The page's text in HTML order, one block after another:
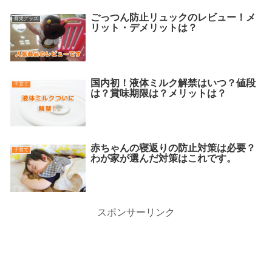
育児グッズ
ごっつん防止リュックのレビュー！メ
リット・デメリットは？
子育て
国内初！液体ミルク解禁はいつ？値段
は？賞味期限は？メリットは？
子育て
赤ちゃんの寝返りの防止対策は必要？
わが家が選んだ対策はこれです。
スポンサーリンク